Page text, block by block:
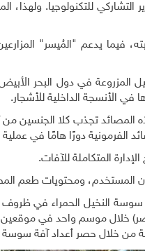
التشاركي للتكنولوجيا.
فيما يدعم "المُيسر"
المزروعة في دول البحر
الأنسجة الداخلية للأشجار.
المصائد تجذب كلا
دورًا هامًا في عملية
المتكاملة للآفات.
المستخدم، ومحتويات طعم
النخيل الحمراء في ظروف
خلال موسم واحد في موقعين
من خلال حصر أعداد آفة سوسة